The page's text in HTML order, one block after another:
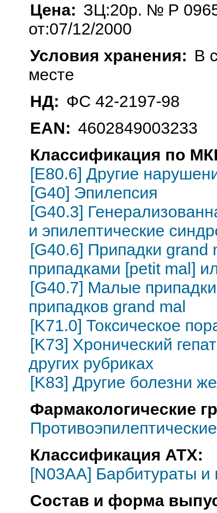
Цена: ЗЦ:20р. № Р
от:07/12/2000
Условия хранения: В
месте
НД: ФС 42-2197-98
EAN: 4602849003233
Классификация по
[E80.6] Другие
[G40] Эпилепсия
[G40.3]
и эпилептические
[G40.6] Припадки
припадками [petit mal]
[G40.7] Малые
припадков grand mal
[K71.0] Токсическое
[K73] Хронический
других рубриках
[K83] Другие болезни
Фармакологические
Классификация АТХ:
[N03AA] Барбитураты и
Состав и форма